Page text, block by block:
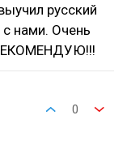
русский
нами. Очень
РЕКОМЕНДУЮ!!!
0